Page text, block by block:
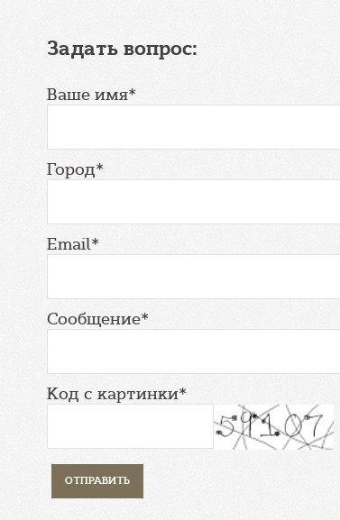
Задать вопрос:
Ваше имя*
Город*
Email*
Сообщение*
Код с картинки*